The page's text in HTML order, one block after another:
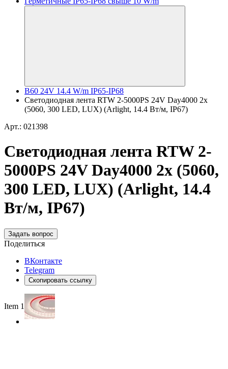
B60 24V 14.4 W/m IP65-IP68
Светодиодная лента RTW 2-5000PS 24V Day4000 2x
(5060, 300 LED, LUX) (Arlight, 14.4 Вт/м, IP67)
Арт.: 021398
Светодиодная лента RTW 2-
5000PS 24V Day4000 2x (5060,
300 LED, LUX) (Arlight, 14.4
Вт/м, IP67)
Задать вопрос
Поделиться
ВКонтакте
Telegram
Скопировать ссылку
Item 1 of 2